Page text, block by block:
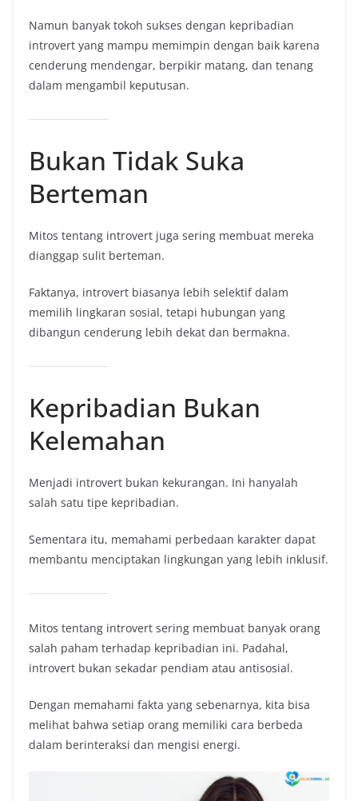
Namun banyak tokoh sukses dengan kepribadian
introvert yang mampu memimpin dengan baik karena
cenderung mendengar, berpikir matang, dan tenang
dalam mengambil keputusan.
Bukan Tidak Suka
Berteman
Mitos tentang introvert juga sering membuat mereka
dianggap sulit berteman.
Faktanya, introvert biasanya lebih selektif dalam
memilih lingkaran sosial, tetapi hubungan yang
dibangun cenderung lebih dekat dan bermakna.
Kepribadian Bukan
Kelemahan
Menjadi introvert bukan kekurangan. Ini hanyalah
salah satu tipe kepribadian.
Sementara itu, memahami perbedaan karakter dapat
membantu menciptakan lingkungan yang lebih inklusif.
Mitos tentang introvert sering membuat banyak orang
salah paham terhadap kepribadian ini. Padahal,
introvert bukan sekadar pendiam atau antisosial.
Dengan memahami fakta yang sebenarnya, kita bisa
melihat bahwa setiap orang memiliki cara berbeda
dalam berinteraksi dan mengisi energi.